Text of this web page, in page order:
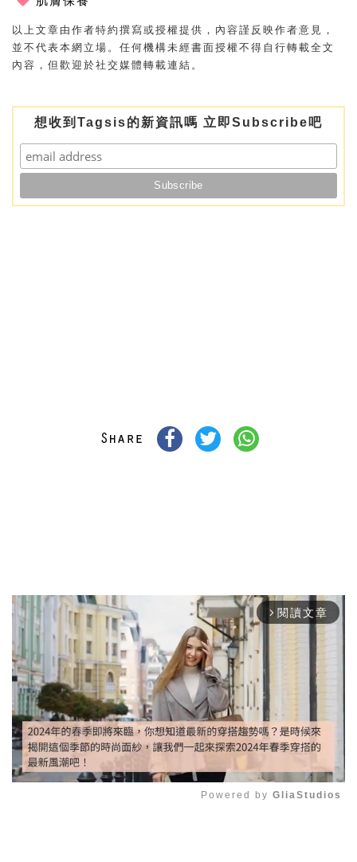
以上文章由作者特約撰寫或授權提供，內容謹反映作者意見，
並不代表本網立場。任何機構未經書面授權不得自行轉載全文
內容，但歡迎於社交媒體轉載連結。
想收到Tagsis的新資訊嗎 立即Subscribe吧
arrow_forward_ios 閱讀文章
Powered by GliaStudios